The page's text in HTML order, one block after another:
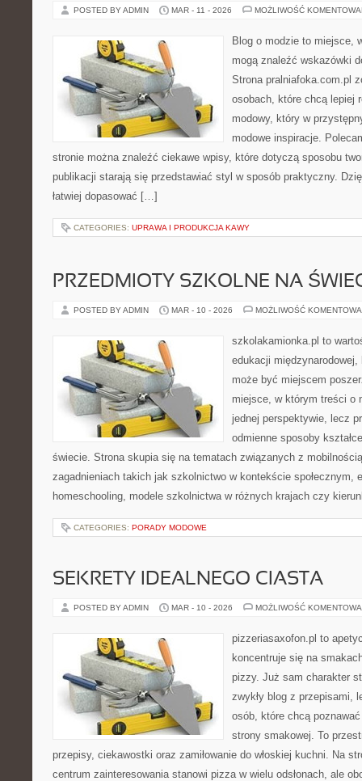
POSTED BY ADMIN MAR - 11 - 2026 MOŻLIWOŚĆ
Blog o modzie to miejsce,
mogą znaleźć wskazówki
Strona pralniafoka.com.pl
osobach, które chcą lepiej
modowy, który w
modowe inspiracje.
stronie można znaleźć ciekawe wpisy, które dotyczą sposobu
publikacji starają się przedstawiać styl w sposób praktyczny.
łatwiej dopasować […]
CATEGORIES: UPRAWA I PRODUKCJA KAWY
PRZEDMIOTY SZKOLNE NA
POSTED BY ADMIN MAR - 10 - 2026 MOŻLIWOŚĆ
szkolakamionka.pl to
edukacji
może być miejscem
miejsce, w którym treści o
jednej perspektywie, lecz
odmienne sposoby
świecie. Strona skupia się na tematach związanych z
zagadnieniach takich jak szkolnictwo w kontekście społecznym,
homeschooling, modele szkolnictwa w różnych krajach czy
CATEGORIES: PORADY MODOWE
SEKRETY IDEALNEGO CIASTA
POSTED BY ADMIN MAR - 10 - 2026 MOŻLIWOŚĆ
pizzeriasaxofon.pl to
koncentruje się na
pizzy. Już sam charakter
zwykły blog z przepisami,
osób, które chcą
strony smakowej. To
przepisy, ciekawostki oraz zamiłowanie do włoskiej kuchni. Na
centrum zainteresowania stanowi pizza w wielu odsłonach, ale